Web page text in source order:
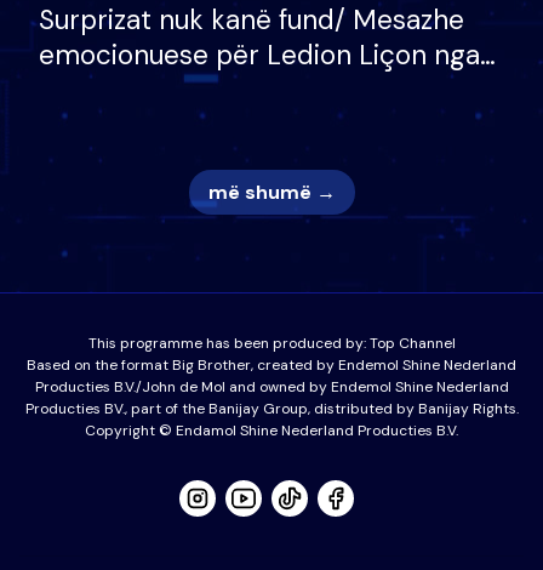
Surprizat nuk kanë fund/ Mesazhe
emocionuese për Ledion Liçon nga
nëna dhe fëmijët e tij, moderatori
nuk i mban dot lotët: Nuk meritoj…
më shumë →
This programme has been produced by:Top Channel
Based on the format Big Brother, created by Endemol Shine Nederland
Producties B.V./John de Mol and owned by Endemol Shine Nederland
Producties BV., part of the Banijay Group, distributed by Banijay Rights.
Copyright © Endamol Shine Nederland Producties B.V.